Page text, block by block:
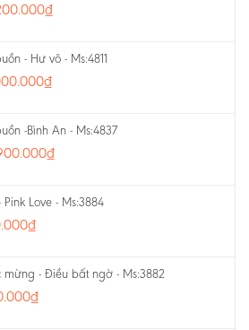
₫
- Hư vô - Ms:4811
₫
-Bình An - Ms:4837
₫
Love - Ms:3884
₫
mừng - Điều bất ngờ - Ms:3882
₫